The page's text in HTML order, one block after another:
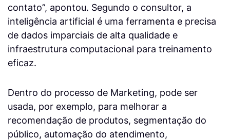
contato”, apontou. Segundo o consultor, a
inteligência artificial é uma ferramenta e precisa
de dados imparciais de alta qualidade e
infraestrutura computacional para treinamento
eficaz.
Dentro do processo de Marketing, pode ser
usada, por exemplo, para melhorar a
recomendação de produtos, segmentação do
público, automação do atendimento,